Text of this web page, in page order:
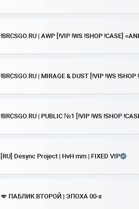
!BRCSGO.RU | AWP [!VIP !WS !SHOP !CASE]
!BRCSGO.RU | MIRAGE & DUST [!VIP !WS !SHOP
!BRCSGO.RU | PUBLIC №1 [!VIP !WS !SHOP
[RU] Desync Project | HvH mm | FIXED VIP
💋 ПАБЛИК ВТОРОЙ | ЭПОХА 00-х